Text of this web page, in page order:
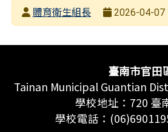
發布者體育衛生組長
2026-04-07
臺南市官田
Tainan Municipal Guantian
學校地址：720 臺
學校電話：